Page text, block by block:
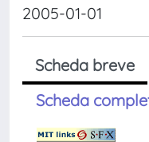
2005-01-01
Scheda breve
Scheda